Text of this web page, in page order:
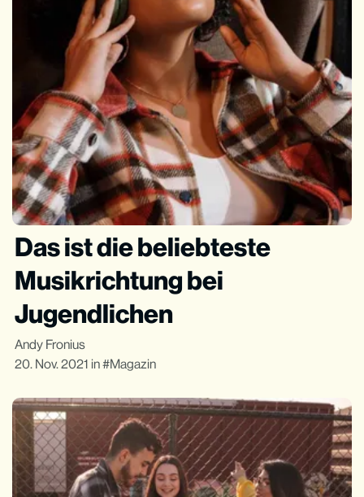
Das ist die beliebteste
Musikrichtung bei
Jugendlichen
Andy Fronius
20. Nov. 2021 in Magazin